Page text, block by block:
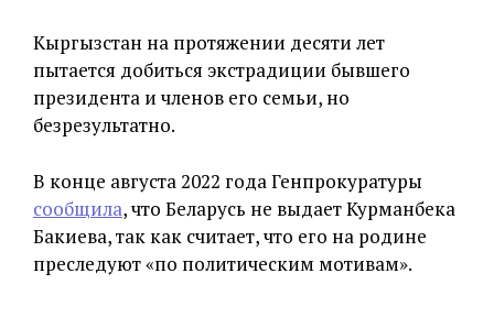
Кыргызстан на протяжении десяти лет
пытается добиться экстрадиции бывшего
президента и членов его семьи, но
безрезультатно.
В конце августа 2022 года Генпрокуратуры
сообщила, что Беларусь не выдает Курманбека
Бакиева, так как считает, что его на родине
преследуют «по политическим мотивам».